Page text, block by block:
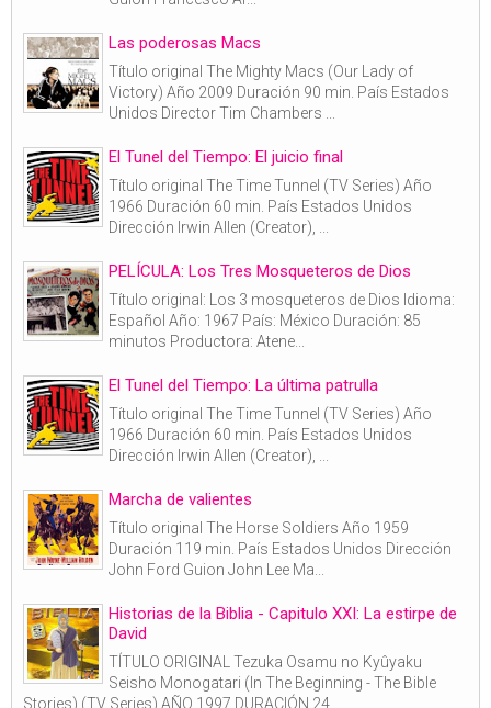
Las poderosas Macs
Título original The Mighty Macs (Our Lady of
Victory) Año 2009 Duración 90 min. País Estados
Unidos Director Tim Chambers ...
El Tunel del Tiempo: El juicio final
Título original The Time Tunnel (TV Series) Año
1966 Duración 60 min. País Estados Unidos
Dirección Irwin Allen (Creator), ...
PELÍCULA: Los Tres Mosqueteros de Dios
Título original: Los 3 mosqueteros de Dios Idioma:
Español Año: 1967 País: México Duración: 85
minutos Productora: Atene...
El Tunel del Tiempo: La última patrulla
Título original The Time Tunnel (TV Series) Año
1966 Duración 60 min. País Estados Unidos
Dirección Irwin Allen (Creator), ...
Marcha de valientes
Título original The Horse Soldiers Año 1959
Duración 119 min. País Estados Unidos Dirección
John Ford Guion John Lee Ma...
Historias de la Biblia - Capitulo XXI: La estirpe de
David
TÍTULO ORIGINAL Tezuka Osamu no Kyûyaku
Seisho Monogatari (In The Beginning - The Bible
Stories) (TV Series) AÑO 1997 DURACIÓN 24...